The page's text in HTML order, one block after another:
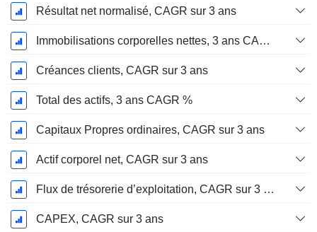
Résultat net normalisé, CAGR sur 3 ans
Immobilisations corporelles nettes, 3 ans CAGR %
Créances clients, CAGR sur 3 ans
Total des actifs, 3 ans CAGR %
Capitaux Propres ordinaires, CAGR sur 3 ans
Actif corporel net, CAGR sur 3 ans
Flux de trésorerie d’exploitation, CAGR sur 3 ans
CAPEX, CAGR sur 3 ans